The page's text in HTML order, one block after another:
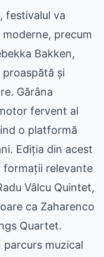
festivalul va
precum
Bakken,
și
Gărâna
fervent al
o platformă
Ediția din acest
formații relevante
Vâlcu Quintet,
ca Zaharenco
Quartet.
parcurs muzical